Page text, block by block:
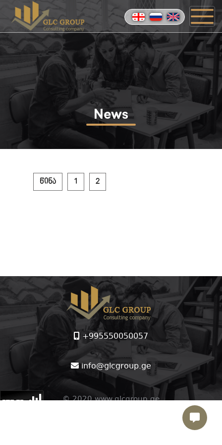
News
წინა 1 2
+995550050057
info@glcgroup.ge
© 2020 www.glcgroup.ge